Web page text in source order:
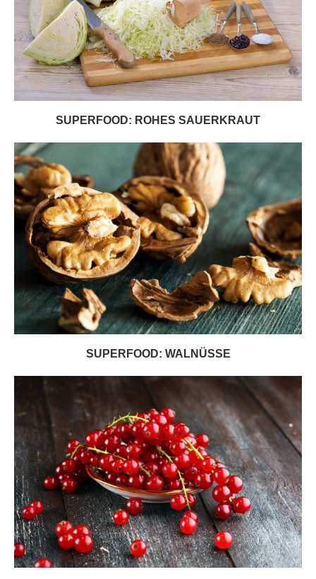
SUPERFOOD: ROHES SAUERKRAUT
SUPERFOOD: WALNÜSSE